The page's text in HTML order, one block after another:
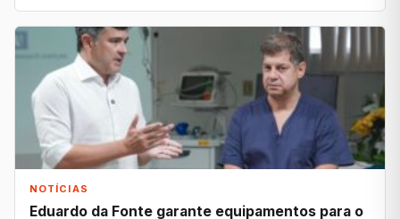
NOTÍCIAS
Eduardo da Fonte garante equipamentos para o